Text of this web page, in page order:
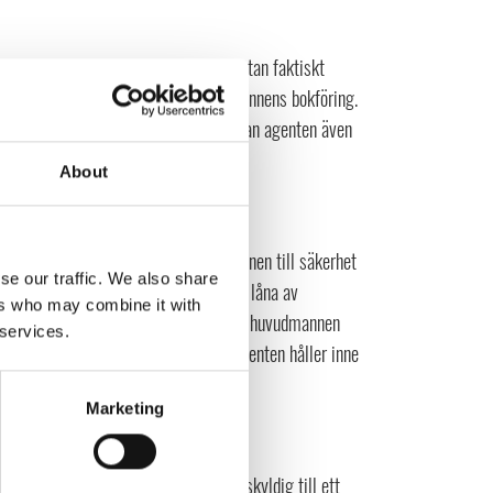
About
our traffic. We also share
who may combine it with
Marketing
kan kontrollera om provisionsnotan faktiskt
begära att få utdrag ur huvudmannens bokföring.
inte verkar stämma, kan agenten även
och material som tillhör huvudmannen till säkerhet
är prover som agenten har fått låna av
måste agenten informera huvudmannen
får agenten sälja de varor som agenten håller inne
att huvudmannen har gjort sig skyldig till ett